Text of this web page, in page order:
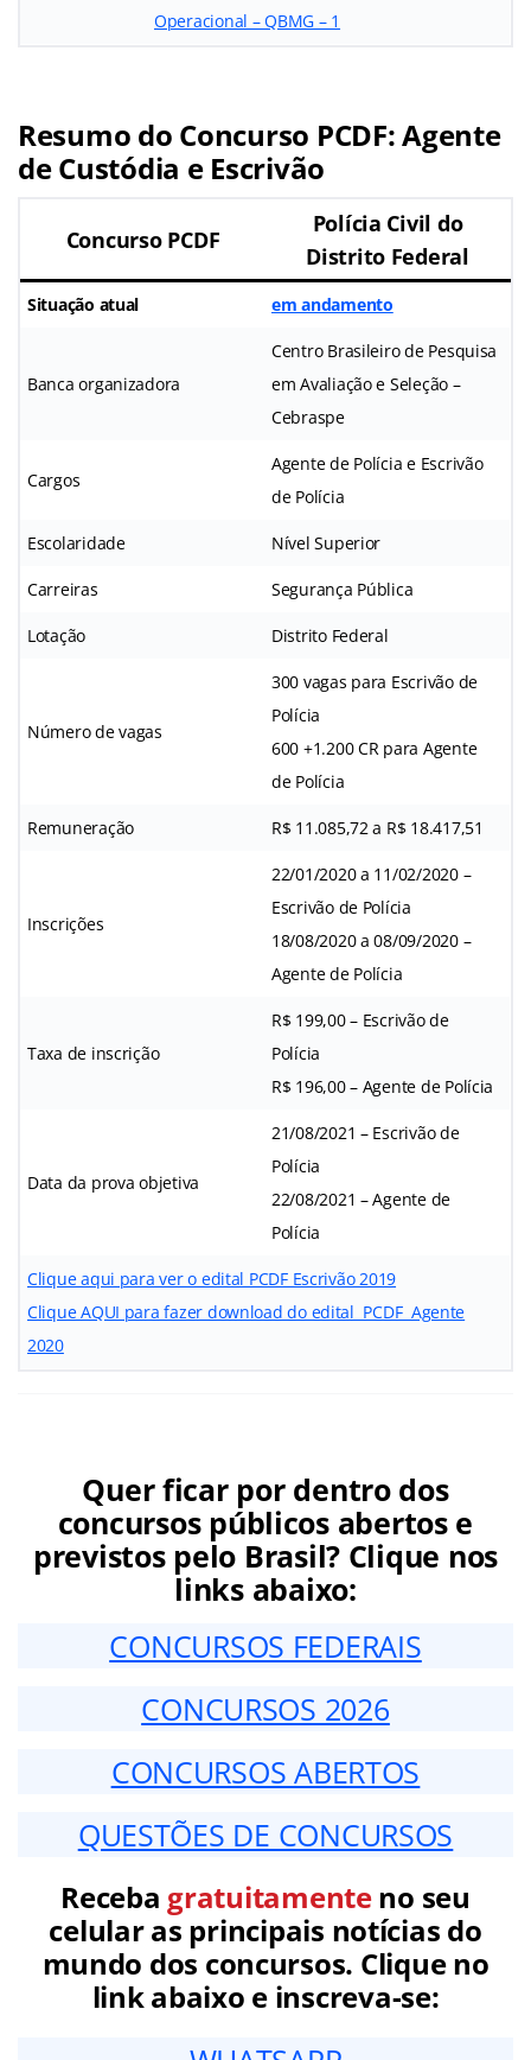
Operacional – QBMG – 1
Resumo do Concurso PCDF: Agente
de Custódia e Escrivão
Concurso PCDF
Polícia Civil do
Distrito Federal
Situação atual em andamento
Banca organizadora
Centro Brasileiro de Pesquisa
em Avaliação e Seleção –
Cebraspe
Cargos
Agente de Polícia e Escrivão
de Polícia
Escolaridade Nível Superior
Carreiras Segurança Pública
Lotação Distrito Federal
Número de vagas
300 vagas para Escrivão de
Polícia
600 +1.200 CR para Agente
de Polícia
Remuneração R$ 11.085,72 a R$ 18.417,51
Inscrições
22/01/2020 a 11/02/2020 –
Escrivão de Polícia
18/08/2020 a 08/09/2020 –
Agente de Polícia
Taxa de inscrição
R$ 199,00 – Escrivão de
Polícia
R$ 196,00 – Agente de Polícia
Data da prova objetiva
21/08/2021 – Escrivão de
Polícia
22/08/2021 – Agente de
Polícia
Clique aqui para ver o edital PCDF Escrivão 2019
Clique AQUI para fazer download do edital PCDF Agente
2020
Quer ficar por dentro dos
concursos públicos abertos e
previstos pelo Brasil? Clique nos
links abaixo:
CONCURSOS FEDERAIS
CONCURSOS 2026
CONCURSOS ABERTOS
QUESTÕES DE CONCURSOS
Receba gratuitamenteno seu
celular as principais notícias do
mundo dos concursos. Clique no
link abaixo e inscreva-se: